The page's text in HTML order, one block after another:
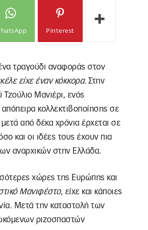
Pinterest
τραγούδι αναφοράς στον
είχε έναν κόκκορα. Στην
Τζούλιο Μανιέρι, ενός
κολλεκτιβοποίησης σε
από δέκα χρόνια έρχεται σε
και οι ιδέες τους έχουν πια
αναρχικών στην Ελλάδα.
χώρες της Ευρώπης και
Μανιφέστο, είχε και κάποιες
Μετά την καταστολή των
ριζοσπαστών